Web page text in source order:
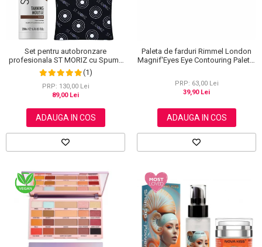
Set pentru autobronzare
profesionala ST MORIZ cu Spuma
Dark Fast Drying si Manusa Velvet
Tanning Mitt
(1)
PRP: 130,00 Lei
89,00 Lei
ADAUGA IN COS
Paleta de farduri Rimmel London
Magnif'Eyes Eye Contouring Palette
PRP: 63,00 Lei
39,90 Lei
ADAUGA IN COS